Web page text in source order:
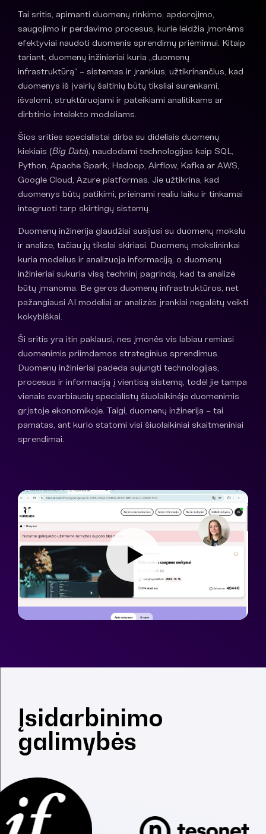
Tai sritis, apimanti duomenų rinkimo, apdorojimo,
saugojimo ir perdavimo procesus, kurie leidžia įmonėms
efektyviai naudoti duomenis sprendimų priėmimui. Kitaip
tariant, duomenų inžinieriai kuria „duomenų
infrastruktūrą“ – sistemas ir įrankius, užtikrinančius, kad
duomenys iš įvairių šaltinių būtų tiksliai surenkami,
išvalomi, struktūruojami ir pateikiami analitikams ar
dirbtinio intelekto modeliams.
Šios srities specialistai dirba su dideliais duomenų
kiekiais (Big Data), naudodami technologijas kaip SQL,
Python, Apache Spark, Hadoop, Airflow, Kafka ar AWS,
Google Cloud, Azure platformas. Jie užtikrina, kad
duomenys būtų patikimi, prieinami realiu laiku ir tinkamai
integruoti tarp skirtingų sistemų.
Duomenų inžinerija glaudžiai susijusi su duomenų mokslu
ir analize, tačiau jų tikslai skiriasi. Duomenų mokslininkai
kuria modelius ir analizuoja informaciją, o duomenų
inžinieriai sukuria visą techninį pagrindą, kad ta analizė
būtų įmanoma. Be geros duomenų infrastruktūros, net
pažangiausi AI modeliai ar analizės įrankiai negalėtų veikti
kokybiškai.
Ši sritis yra itin paklausi, nes įmonės vis labiau remiasi
duomenimis priimdamos strateginius sprendimus.
Duomenų inžinieriai padeda sujungti technologijas,
procesus ir informaciją į vientisą sistemą, todėl jie tampa
vienais svarbiausių specialistų šiuolaikinėje duomenimis
grįstoje ekonomikoje. Taigi, duomenų inžinerija – tai
pamatas, ant kurio statomi visi šiuolaikiniai skaitmeniniai
sprendimai.
Įsidarbinimo
galimybės